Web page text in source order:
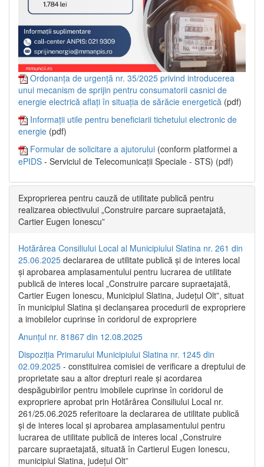
Ordonanța de urgență nr. 35/2025 privind introducerea
unui mecanism de sprijin pentru consumatorii casnici de
energie electrică aflați în situația de sărăcie energetică (pdf)
Informații utile pentru beneficiarii tichetului electronic de
energie (pdf)
Formular de solicitare a ajutorului (conform platformei a
ePIDS - Serviciul de Telecomunicații Speciale - STS) (pdf)
Exproprierea pentru cauză de utilitate publică pentru
realizarea obiectivului „Construire parcare supraetajată,
Cartier Eugen Ionescu”
Hotărârea Consiliului Local al Municipiului Slatina nr. 261 din
25.06.2025 declararea de utilitate publică și de interes local
și aprobarea amplasamentului pentru lucrarea de utilitate
publică de interes local „Construire parcare supraetajată,
Cartier Eugen Ionescu, Municipiul Slatina, Județul Olt”, situat
în municipiul Slatina și declanșarea procedurii de expropriere
a imobilelor cuprinse în coridorul de expropriere
Anunțul nr. 81867 din 12.08.2025
Dispoziția Primarului Municipiului Slatina nr. 1245 din
02.09.2025 - constituirea comisiei de verificare a dreptului de
proprietate sau a altor drepturi reale și acordarea
despăgubirilor pentru imobilele cuprinse în coridorul de
expropriere aprobat prin Hotărârea Consiliului Local nr.
261/25.06.2025 referitoare la declararea de utilitate publică
și de interes local și aprobarea amplasamentului pentru
lucrarea de utilitate publică de interes local „Construire
parcare supraetajată, situată în Cartierul Eugen Ionescu,
municipiul Slatina, județul Olt”